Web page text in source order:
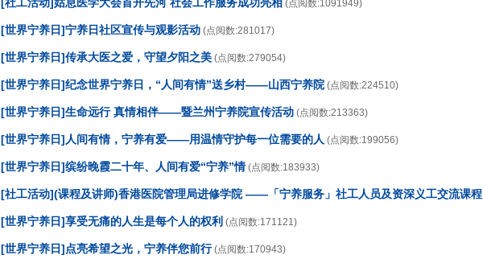
(点阅数:1091949)
[世界宁养日]宁养日社区宣传与观影活动 (点阅数:281017)
[世界宁养日]传承大医之爱，守望夕阳之美 (点阅数:279054)
[世界宁养日]纪念世界宁养日，“人间有情”送乡村——山西宁养院 (点阅数:224510)
[世界宁养日]生命远行 真情相伴——暨兰州宁养院宣传活动 (点阅数:213363)
[世界宁养日]人间有情，宁养有爱——用温情守护每一位需要的人 (点阅数:199056)
[世界宁养日]缤纷晚霞二十年、人间有爱“宁养”情 (点阅数:183933)
[社工活动](课程及讲师)香港医院管理局进修学院 ——「宁养服务」社工人员及资深义工交流课程
[世界宁养日]享受无痛的人生是每个人的权利 (点阅数:171121)
[世界宁养日]点亮希望之光，宁养伴您前行 (点阅数:170943)